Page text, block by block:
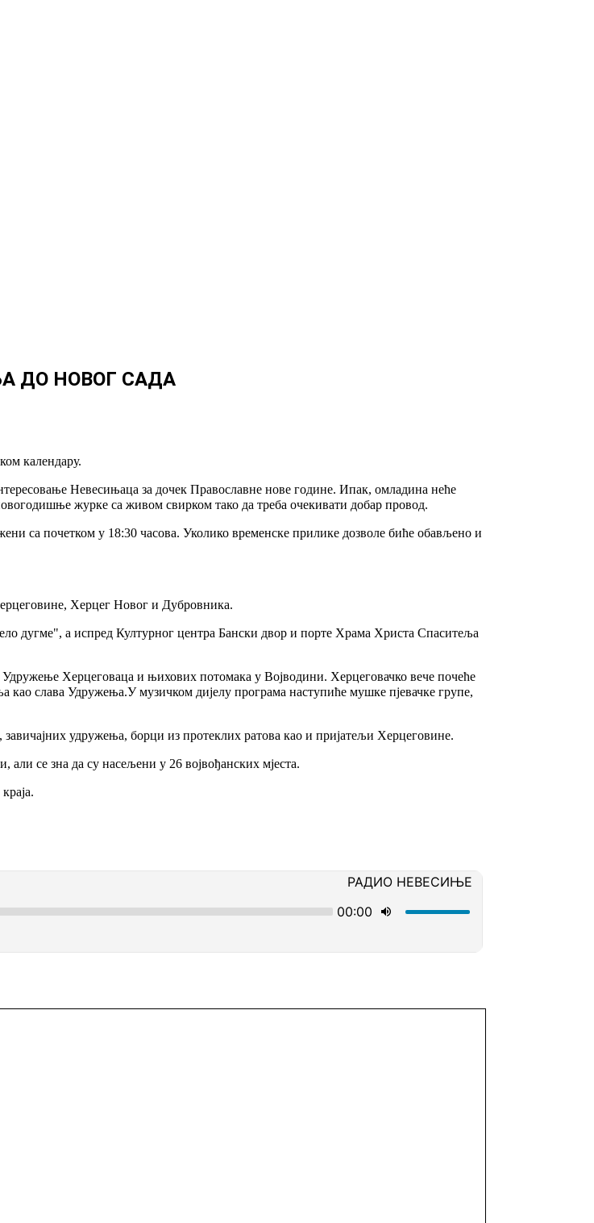
ДО НОВОГ САДА
календару.
Невесињаца за дочек Православне нове године. Ипак, омладина неће
журке са живом свирком тако да треба очекивати добар провод.
са почетком у 18:30 часова. Уколико временске прилике дозволе биће обављено и
Херцег Новог и Дубровника.
дугме", а испред Културног центра Бански двор и порте Храма Христа Спаситеља
Херцеговаца и њихових потомака у Војводини. Херцеговачко вече почеће
као слава Удружења.У музичком дијелу програма наступиће мушке пјевачке групе,
удружења, борци из протеклих ратова као и пријатељи Херцеговине.
се зна да су насељени у 26 војвођанских мјеста.